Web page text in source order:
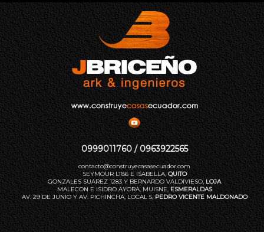
0999011760 / 0963922565
contacto@construyecasasecuador.com
SEYMOUR LT86 E ISABELLA, QUITO
GONZALES SUAREZ 1283 Y BERNARDO VALDIVIESO,LOJA
MALECON E ISIDRO AYORA, MUISNE, ESMERALDAS
AV. 29 DE JUNIO Y AV. PICHINCHA, LOCAL 5, PEDRO VICENTE MALDONADO